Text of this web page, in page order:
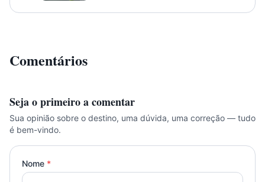
Comentários
Seja o primeiro a comentar
Sua opinião sobre o destino, uma dúvida, uma correção — tudo
é bem-vindo.
Nome *